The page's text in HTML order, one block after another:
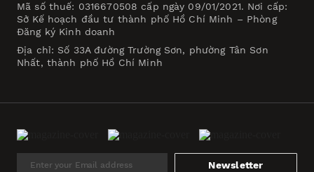
Mã số thuế: 0316670508 cấp ngày 09/01/2021. Nơi cấp:
Sở Kế hoạch đầu tư thành phố Hồ Chí Minh – Phòng
Đăng ký Kinh doanh
Địa chỉ: Số 33A đường Trường Sơn, phường Tân Sơn
Nhất, thành phố Hồ Chí Minh
Newsletter